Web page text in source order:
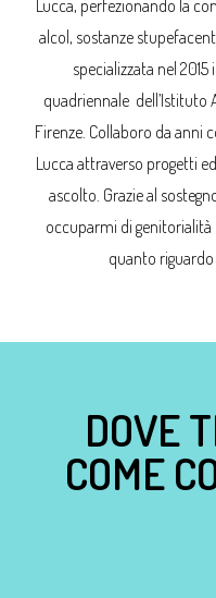
Lucca, perfezionando la
alcol, sostanze
specializzata nel
quadriennale dell’Istituto
Firenze. Collaboro da anni
Lucca attraverso progetti
ascolto. Grazie al
occuparmi di
quanto
DOVE
COME